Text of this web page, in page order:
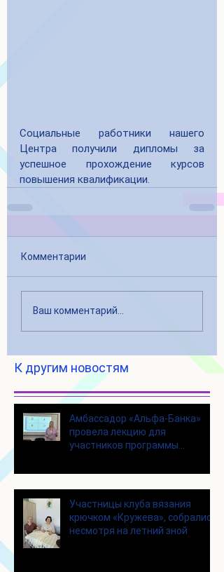
Социальные работники нашего
Центра получили дипломы за
успешное прохождение курсов
повышения квалификации.
Комментарии
Ваш комментарий...
К другим новостям
Амбассадор «Альфа-Банка»
провела лекцию для
участников программы
Участницы клуба вязания
крючком «Кружева», собрались
несмотря на летний зной